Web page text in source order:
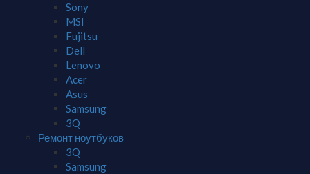
Sony
MSI
Fujitsu
Dell
Lenovo
Acer
Asus
Samsung
3Q
Ремонт ноутбуков
3Q
Samsung